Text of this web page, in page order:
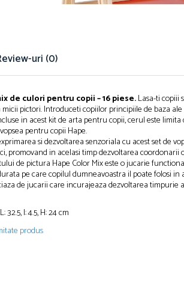
uri (0)
de culori pentru copii – 16 piese.Lasa-ti copiii
micii pictori. Introduceti copiilor principiile de baza
in acest kit de arta pentru copii, cerul este
pentru copii Hape.
si dezvoltarea senzoriala cu acest set de
promovand in acelasi timp dezvoltarea
de pictura Hape Color Mix este o jucarie
pe care copilul dumneavoastra il poate folosi in
de jucarii care incurajeaza dezvoltarea
l: 4.5, H: 24 cm
produs